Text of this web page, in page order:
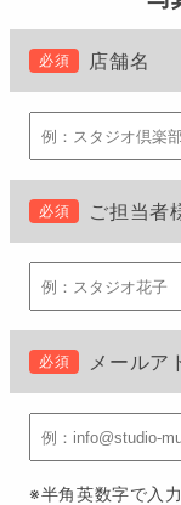
必須 店舗名
必須 ご担当者
必須 メールア
※半角英数字で入